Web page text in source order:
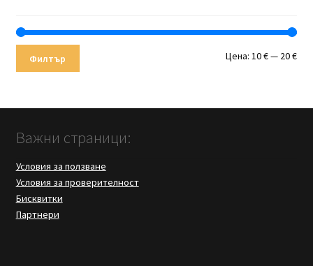
Филтър Цена:10 €— 20 €
Важни страници:
Условия за ползване
Условия за проверителност
Бисквитки
Партнери